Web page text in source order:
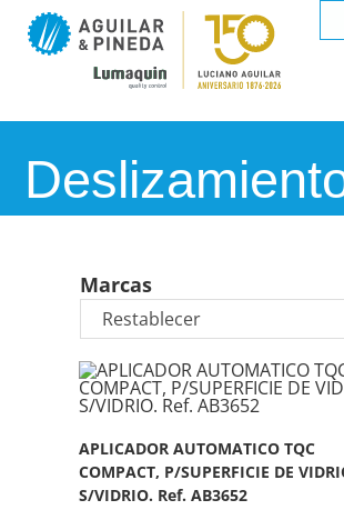
Marcas
APLICADOR AUTOMATICO TQC
COMPACT, P/SUPERFICIE DE
S/VIDRIO. Ref. AB3652